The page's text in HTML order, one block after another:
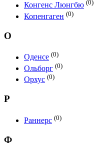
Конгенс Люнгбю (0)
Копенгаген (0)
О
Оденсе (0)
Ольборг (0)
Орхус (0)
Р
Раннерс (0)
Ф